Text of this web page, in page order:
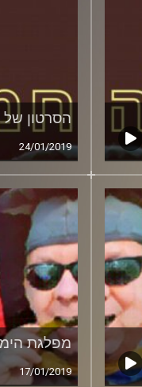
הסרטון של
24/01/2019
מפלגת
17/01/2019